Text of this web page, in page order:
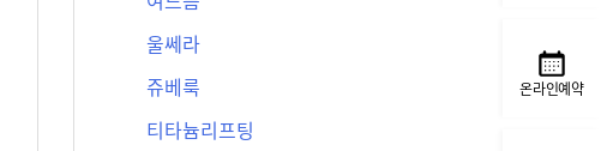
온라인예약
울쎄라
쥬베룩
티타늄리프팅